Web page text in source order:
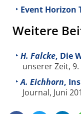
Event Horizon
Weitere
H. Falcke, Die
unserer Zeit,
A. Eichhorn,
Journal, Juni